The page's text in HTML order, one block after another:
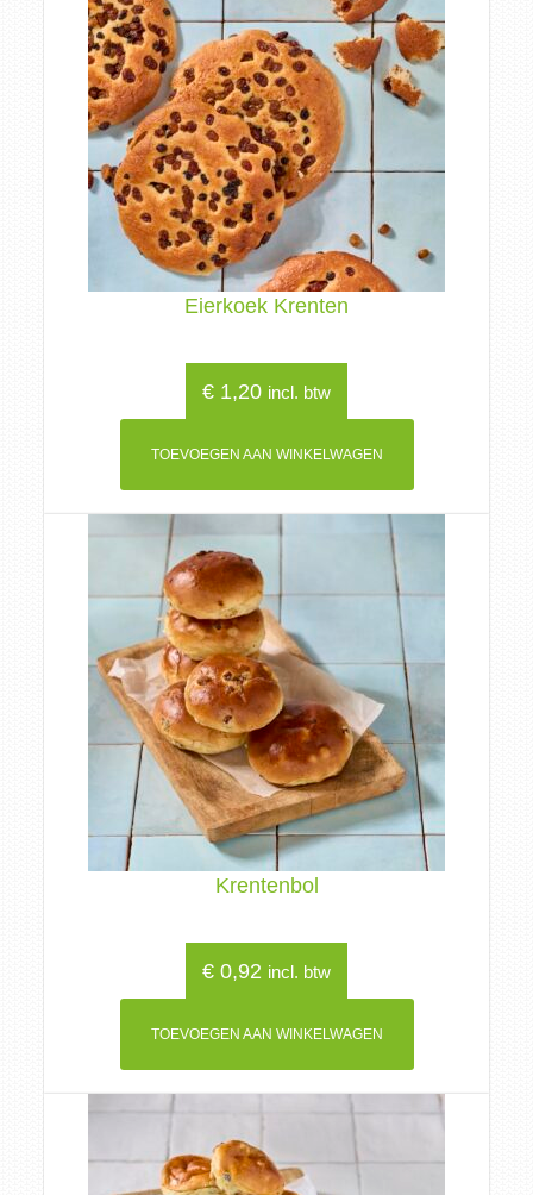
Eierkoek Krenten
€ 1,20 incl. btw
TOEVOEGEN AAN WINKELWAGEN
Krentenbol
€ 0,92 incl. btw
TOEVOEGEN AAN WINKELWAGEN